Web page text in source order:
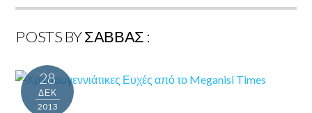
POSTS BY ΣΆΒΒΑΣ :
28
ΔΕΚ
2013